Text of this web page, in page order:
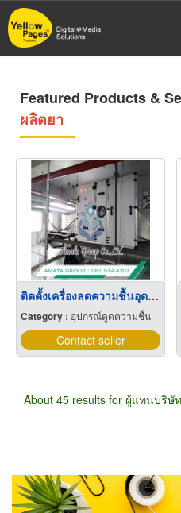
Skip
to
main
Featured Products &
ผลิตยา
ติดตั้งเครื่องลดความชื้นอุตสาหกรรมยา
Category : อุปกรณ์ดูดความชื้น
Contact seller
About 45 results for ผู้แทนบริษั
Wholesale Retail